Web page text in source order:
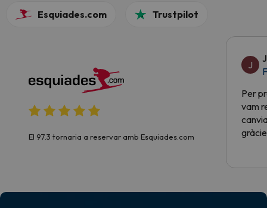
Esquiades.com Trustpilot
El 97.3 tornaria a reservar amb Esquiades.com
J
Per
vam